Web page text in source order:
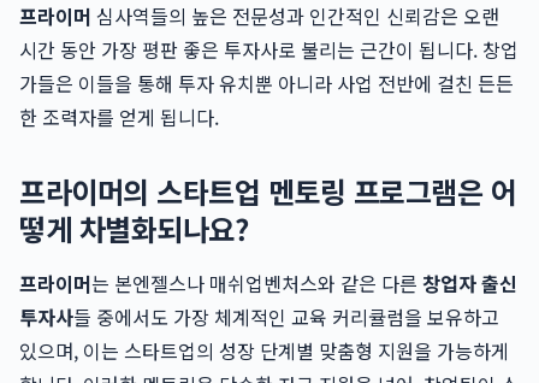
프라이머 심사역들의 높은 전문성과 인간적인 신뢰감은 오랜
시간 동안 가장 평판 좋은 투자사로 불리는 근간이 됩니다. 창업
가들은 이들을 통해 투자 유치뿐 아니라 사업 전반에 걸친 든든
한 조력자를 얻게 됩니다.
프라이머의 스타트업 멘토링 프로그램은 어
떻게 차별화되나요?
프라이머는 본엔젤스나 매쉬업벤처스와 같은 다른 창업자 출신
투자사들 중에서도 가장 체계적인 교육 커리큘럼을 보유하고
있으며, 이는 스타트업의 성장 단계별 맞춤형 지원을 가능하게